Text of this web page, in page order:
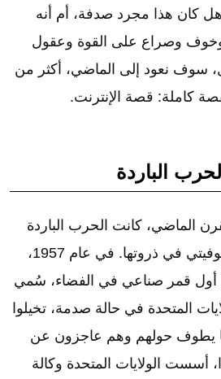
كان هذا مجرد صدفة، أم أنه
وخوف وصراع على القوة وعقول
سوف نعود إلى الماضي، أكثر من
الباردة
الماضي، كانت الحرب الباردة
بين أمريكا والاتحاد السوفيتي في ذروتها. في عام 1957،
أول قمر صناعي في الفضاء، سُمي
الولايات المتحدة في حالة صدمة، تخيلوا
يطوف حولهم وهم عاجزون عن
أسست الولايات المتحدة وكالة